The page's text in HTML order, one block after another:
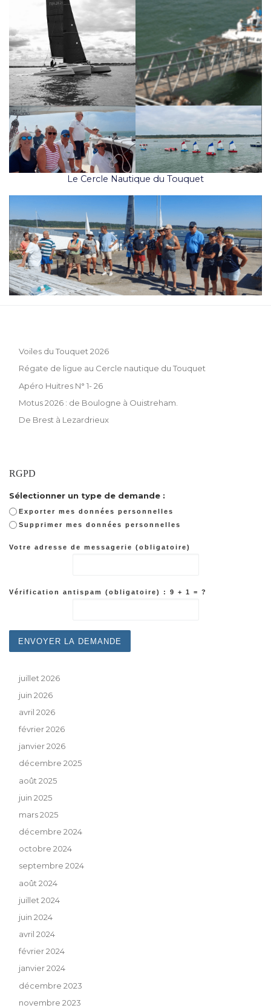
Le Cercle Nautique du Touquet
Voiles du Touquet 2026
Régate de ligue au Cercle nautique du Touquet
Apéro Huitres N° 1- 26
Motus 2026 : de Boulogne à Ouistreham.
De Brest à Lezardrieux
RGPD
Sélectionner un type de demande :
Exporter mes données personnelles
Supprimer mes données personnelles
Votre adresse de messagerie (obligatoire)
Vérification antispam (obligatoire) : 9 + 1 = ?
juillet 2026
juin 2026
avril 2026
février 2026
janvier 2026
décembre 2025
août 2025
juin 2025
mars 2025
décembre 2024
octobre 2024
septembre 2024
août 2024
juillet 2024
juin 2024
avril 2024
février 2024
janvier 2024
décembre 2023
novembre 2023